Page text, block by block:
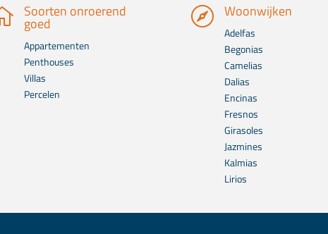
Soorten onroerend
goed
Appartementen
Penthouses
Villas
Percelen
 Woonwijken
Adelfas
Begonias
Camelias
Dalias
Encinas
Fresnos
Girasoles
Jazmines
Kalmias
Lirios